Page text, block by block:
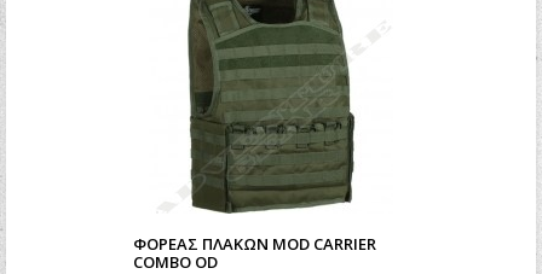
ΦΟΡΈΑΣ ΠΛΑΚΏΝ MOD CARRIER
COMBO OD